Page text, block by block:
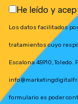
He leído y
Los datos facilitados
tratamientos cuyo
Escalona 45910,
formulario es poder